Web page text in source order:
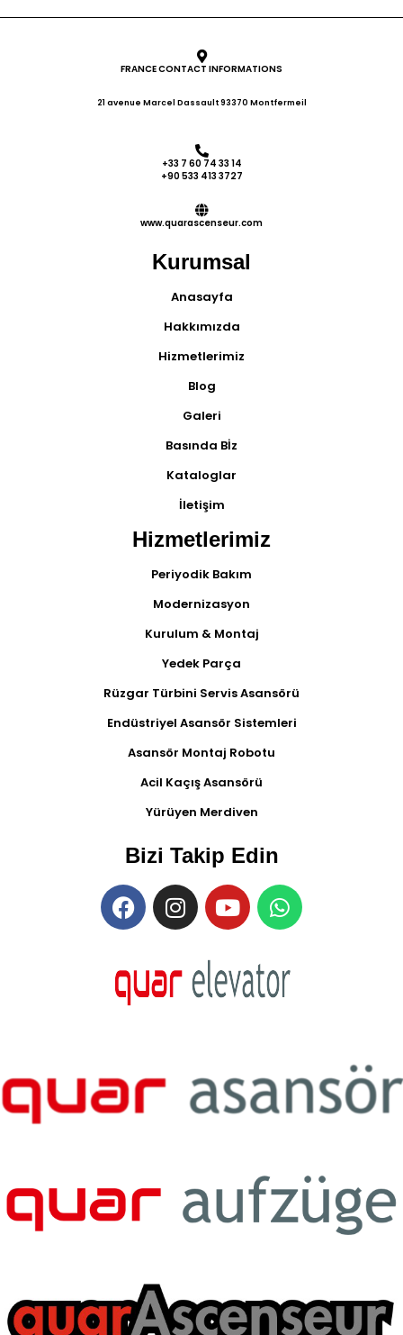
FRANCE CONTACT INFORMATIONS
21 avenue Marcel Dassault 93370 Montfermeil
+33 7 60 74 33 14
+90 533 413 3727
www.quarascenseur.com
Kurumsal
Anasayfa
Hakkımızda
Hizmetlerimiz
Blog
Galeri
Basında Bİz
Kataloglar
İletişim
Hizmetlerimiz
Periyodik Bakım
Modernizasyon
Kurulum & Montaj
Yedek Parça
Rüzgar Türbini Servis Asansörü
Endüstriyel Asansör Sistemleri
Asansör Montaj Robotu
Acil Kaçış Asansörü
Yürüyen Merdiven
Bizi Takip Edin